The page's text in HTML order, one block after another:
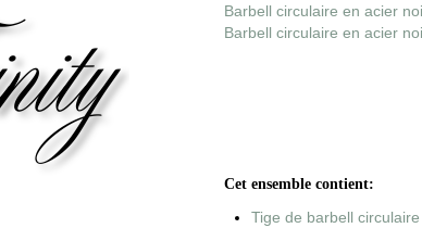
Barbell circulaire en acier
Barbell circulaire en acier
Cet ensemble contient:
Tige de barbell